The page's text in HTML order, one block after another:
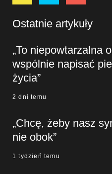
Ostatnie artykuły
„To niepowtarzalna
wspólnie napisać
życia”
2 dni temu
„Chcę, żeby nasz
nie obok”
1 tydzień temu